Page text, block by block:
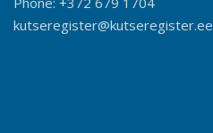
kutseregister@kutseregister.ee